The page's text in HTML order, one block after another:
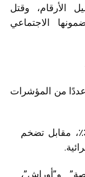
الأرقام، وقتل
الاجتماعي
من المؤشرات
إلى أقل من 3٪، مقابل تضخم
و”أوراش”،